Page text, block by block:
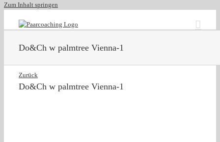
Zum Inhalt springen
Do&Ch w palmtree Vienna-1
Zurück
Do&Ch w palmtree Vienna-1